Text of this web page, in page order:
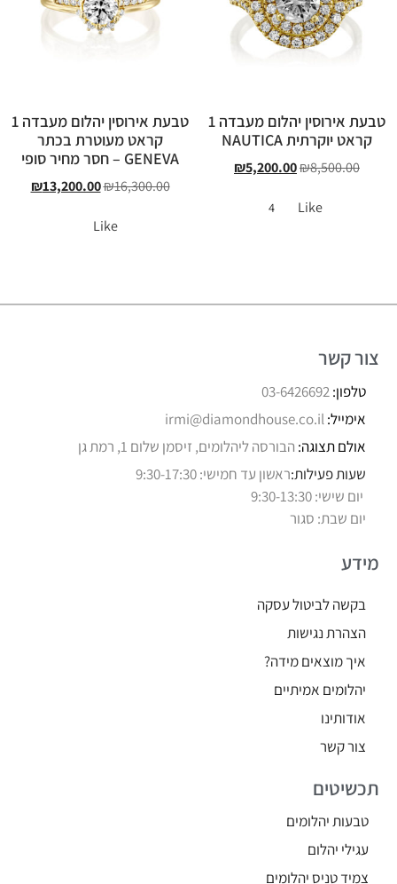
טבעת אירוסין יהלום מעבדה 1
קראט יוקרתית NAUTICA
₪8,500.00
₪5,200.00
Like
4
טבעת אירוסין יהלום מעבדה 1
קראט מעוטרת בכתר
GENEVA – חסר מחיר סופי
₪16,300.00
₪13,200.00
Like
צור קשר
טלפון:03-6426692
אימייל:irmi@diamondhouse.co.il
אולם תצוגה: הבורסה ליהלומים, זיסמן שלום 1, רמת גן
שעות פעילות:ראשון עד חמישי: 9:30-17:30
יום שישי: 9:30-13:30
יום שבת: סגור
מידע
בקשה לביטול עסקה
הצהרת נגישות
איך מוצאים מידה?
יהלומים אמיתיים
אודותינו
צור קשר
תכשיטים
טבעות יהלומים
עגילי יהלום
צמיד טניס יהלומים